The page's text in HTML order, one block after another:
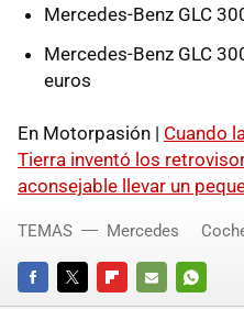
Mercedes-Benz GLC
Mercedes-Benz GLC
euros
En Motorpasión | Cuando
Tierra inventó los
aconsejable llevar un
TEMAS Mercedes